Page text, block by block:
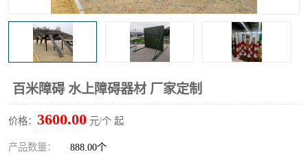
百米障碍 水上障碍器材 厂家定制
价格： 3600.00 元/个 起
产品数量： 888.00个